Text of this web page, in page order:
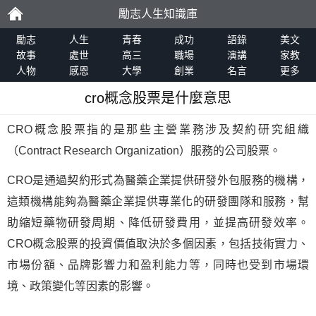
勵
志
勵志人生知識庫
勵志 人生 青春 成功 語錄
美文
故事
處世 高三 職場 演講
家教
人物
感恩 大學 創業 名言 更多
cro概念股票是什麼意思
CRO概念股票指的是那些主營業務涉及契約研究組織
（Contract Research Organization）服務的公司股票。
CRO是通過契約形式為醫藥企業提供研發外包服務的機構，
這類機構能夠為醫藥企業提供專業化的研發團隊和服務，幫
助縮短藥物研發周期、降低研發費用，並提高研發效率。
CRO概念股票的投資價值取決於多個因素，包括技術實力、
市場份額、品牌影響力和盈利能力等，同時也受到市場環
境、政策變化等因素的影響。